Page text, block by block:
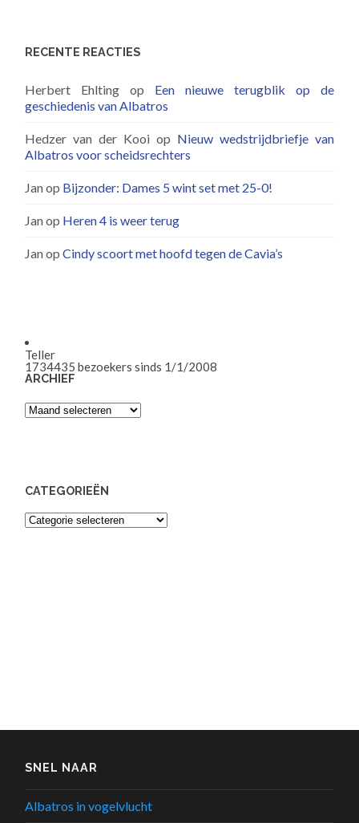
RECENTE REACTIES
Herbert Ehlting op Een nieuwe terugblik op de
geschiedenis van Albatros
Hedzer van der Kooi op Nieuw wedstrijdbriefje van
Albatros voor scheidsrechters
Janop Bijzonder: Dames 5 wint set met 25-0!
Janop Heren 4 is weer terug
JanopCindy scoort met hoofd tegen de Cavia’s
Teller
1734435 bezoekers sinds 1/1/2008
ARCHIEF
Archief
CATEGORIEËN
Categorieën
SNEL NAAR
Albatros in vogelvlucht